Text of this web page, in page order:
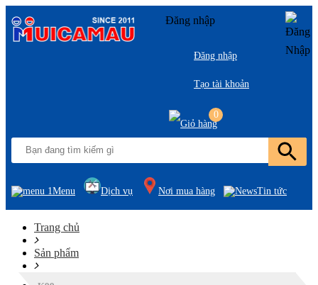
Đăng nhập
Đăng nhập
Tạo tài khoản
0
Menu Dịch vụ Nơi mua hàng Tin tức
Trang chủ
Sản phẩm